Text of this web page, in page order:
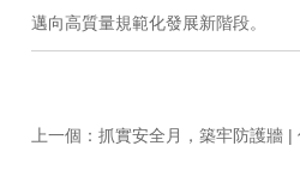
邁向高質量規範化發展新階段。